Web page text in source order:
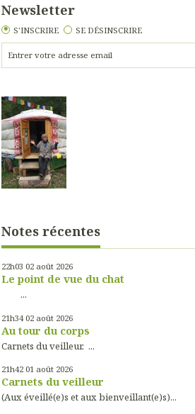
Newsletter
S'INSCRIRE SE DÉSINSCRIRE
Notes récentes
22h03 02 août 2026
Le point de vue du chat
...
21h34 02 août 2026
Au tour du corps
Carnets du veilleur. ...
21h42 01 août 2026
Carnets du veilleur
(Aux éveillé(e)s et aux bienveillant(e)s)...